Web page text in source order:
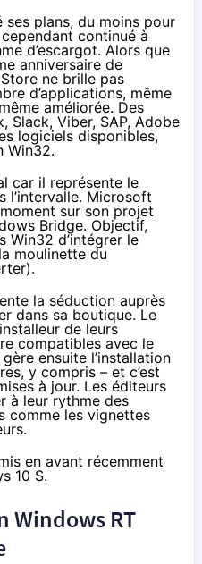
plans, du moins pour
continué à
d’escargot. Alors que
anniversaire de
ne brille pas
d’applications, même
améliorée. Des
Slack, Viber, SAP, Adobe
logiciels disponibles,
Win32.
car il représente le
l’intervalle. Microsoft
sur son projet
Bridge. Objectif,
Win32 d’intégrer le
moulinette du
la séduction auprès
dans sa boutique. Le
de leurs
compatibles avec le
ensuite l’installation
y compris – et c’est
à jour. Les éditeurs
à leur rythme des
comme les vignettes
en avant récemment
10 S.
Windows RT